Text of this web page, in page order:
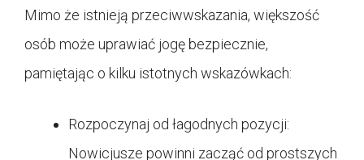
Mimo że istnieją przeciwwskazania, większość
osób może uprawiać jogę bezpiecznie,
pamiętając o kilku istotnych wskazówkach:
Rozpoczynaj od łagodnych pozycji:
Nowicjusze powinni zacząć od prostszych